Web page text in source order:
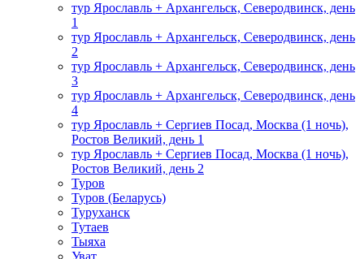
тур Ярославль + Архангельск, Северодвинск, день
1
тур Ярославль + Архангельск, Северодвинск, день
2
тур Ярославль + Архангельск, Северодвинск, день
3
тур Ярославль + Архангельск, Северодвинск, день
4
тур Ярославль + Сергиев Посад, Москва (1 ночь),
Ростов Великий, день 1
тур Ярославль + Сергиев Посад, Москва (1 ночь),
Ростов Великий, день 2
Туров
Туров (Беларусь)
Туруханск
Тутаев
Тыяха
Уват